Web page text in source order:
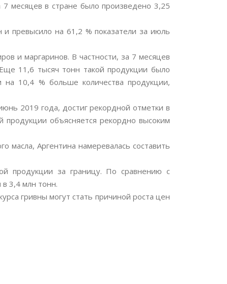
месяцев в стране было произведено 3,25
и превысило на 61,2 % показатели за июль
и маргаринов. В частности, за 7 месяцев
11,6 тысяч тонн такой продукции было
10,4 % больше количества продукции,
2019 года, достиг рекордной отметки в
объясняется рекордно высоким
масла, Аргентина намеревалась составить
продукции за границу. По сравнению с
3,4 млн тонн.
гривны могут стать причиной роста цен